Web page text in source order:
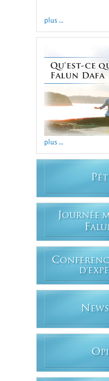
plus ...
plus ...
P
JOURNÉE
F
C
N
O